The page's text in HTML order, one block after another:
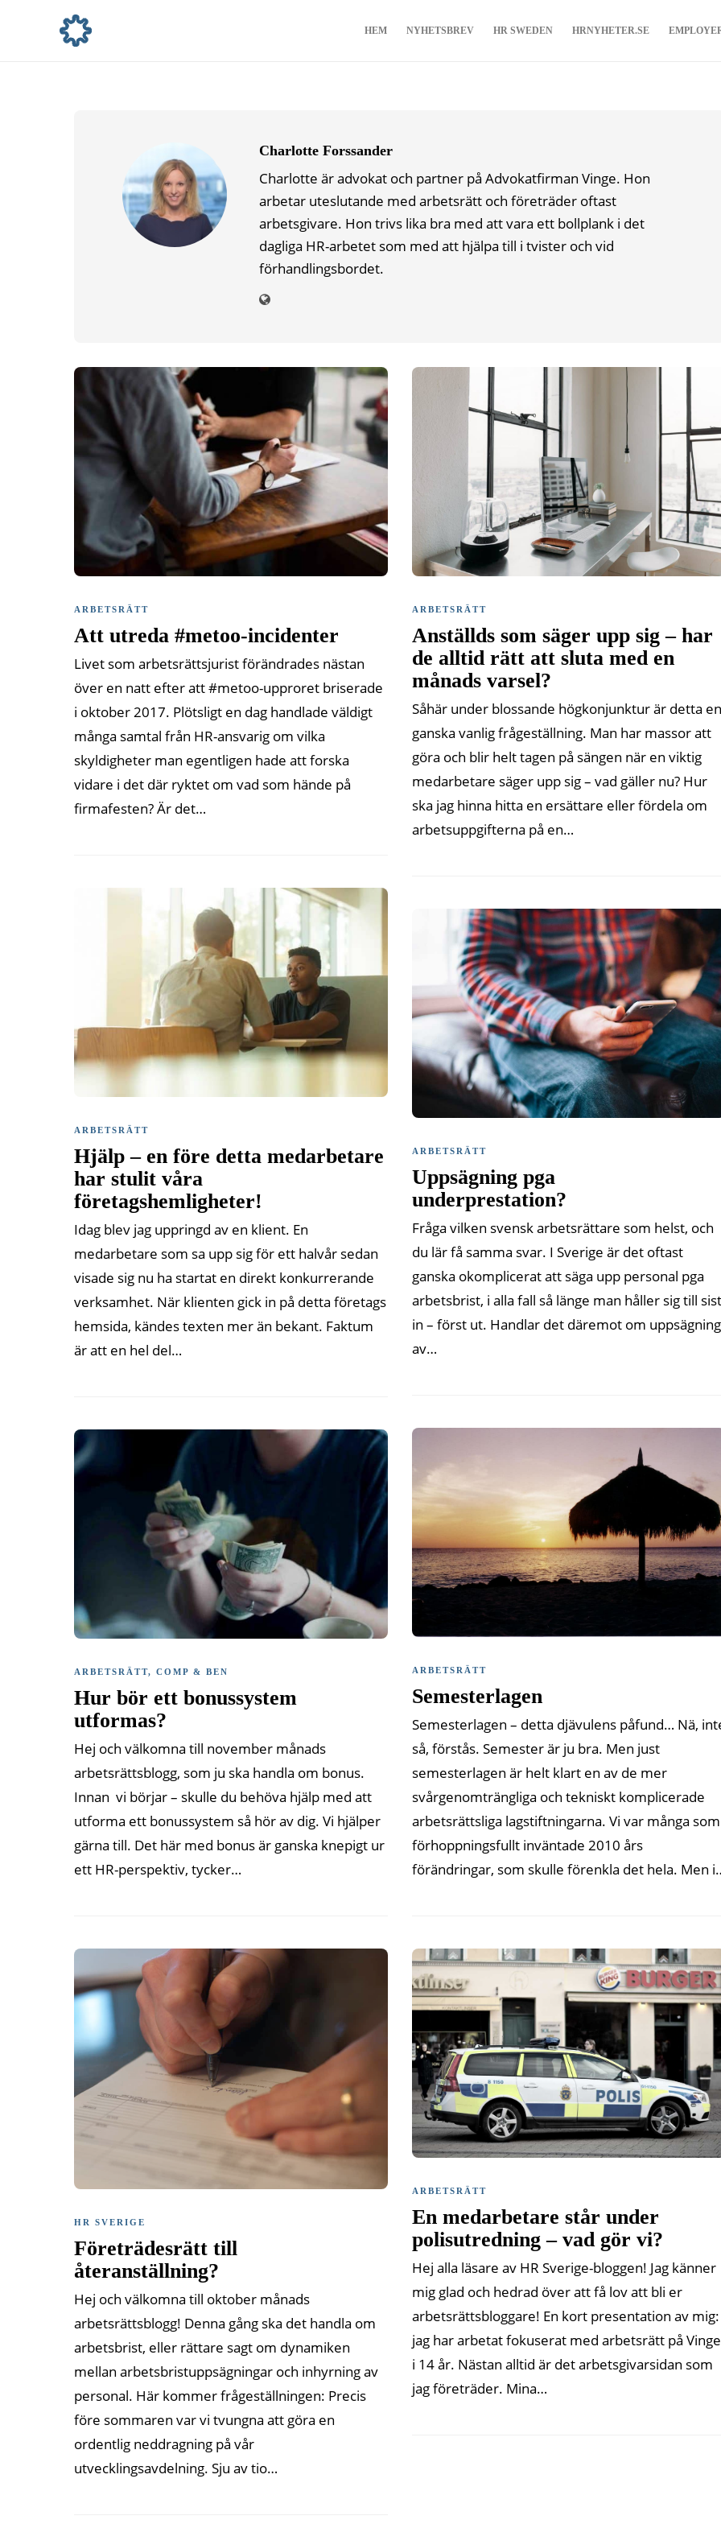
HEM NYHETSBREV HR SWEDEN HRNYHETER.SE
Charlotte Forssander
Charlotte är advokat och partner på Advokatfirman Vinge. Hon
arbetar uteslutande med arbetsrätt och företräder oftast
arbetsgivare. Hon trivs lika bra med att vara ett bollplank i det
dagliga HR-arbetet som med att hjälpa till i tvister och vid
förhandlingsbordet.
ARBETSRÄTT
Att utreda #metoo-incidenter
Livet som arbetsrättsjurist förändrades nästan
över en natt efter att #metoo-upproret briserade
i oktober 2017. Plötsligt en dag handlade väldigt
många samtal från HR-ansvarig om vilka
skyldigheter man egentligen hade att forska
vidare i det där ryktet om vad som hände på
firmafesten? Är det…
ARBETSRÄTT
Anställds som säger upp sig – har
de alltid rätt att sluta med en
månads varsel?
Såhär under blossande högkonjunktur är detta en
ganska vanlig frågeställning. Man har massor att
göra och blir helt tagen på sängen när en viktig
medarbetare säger upp sig – vad gäller nu? Hur
ska jag hinna hitta en ersättare eller fördela om
arbetsuppgifterna på en…
ARBETSRÄTT
Hjälp – en före detta medarbetare
har stulit våra
företagshemligheter!
Idag blev jag uppringd av en klient. En
medarbetare som sa upp sig för ett halvår sedan
visade sig nu ha startat en direkt konkurrerande
verksamhet. När klienten gick in på detta företags
hemsida, kändes texten mer än bekant. Faktum
är att en hel del…
ARBETSRÄTT
Uppsägning pga
underprestation?
Fråga vilken svensk arbetsrättare som helst, och
du lär få samma svar. I Sverige är det oftast
ganska okomplicerat att säga upp personal pga
arbetsbrist, i alla fall så länge man håller sig till sist
in – först ut. Handlar det däremot om uppsägning
av…
ARBETSRÄTT
Semesterlagen
Semesterlagen – detta djävulens påfund… Nä,
så, förstås. Semester är ju bra. Men just
semesterlagen är helt klart en av de mer
svårgenomträngliga och tekniskt komplicerade
arbetsrättsliga lagstiftningarna. Vi var många som
förhoppningsfullt inväntade 2010 års
förändringar, som skulle förenkla det hela. Men
ARBETSRÄTT, COMP & BEN
Hur bör ett bonussystem
utformas?
Hej och välkomna till november månads
arbetsrättsblogg, som ju ska handla om bonus.
Innan vi börjar – skulle du behöva hjälp med att
utforma ett bonussystem så hör av dig. Vi hjälper
gärna till. Det här med bonus är ganska knepigt ur
ett HR-perspektiv, tycker…
HR SVERIGE
Företrädesrätt till
återanställning?
Hej och välkomna till oktober månads
arbetsrättsblogg! Denna gång ska det handla om
arbetsbrist, eller rättare sagt om dynamiken
mellan arbetsbristuppsägningar och inhyrning av
personal. Här kommer frågeställningen: Precis
före sommaren var vi tvungna att göra en
ordentlig neddragning på vår
utvecklingsavdelning. Sju av tio…
ARBETSRÄTT
En medarbetare står under
polisutredning – vad gör vi?
Hej alla läsare av HR Sverige-bloggen! Jag känner
mig glad och hedrad över att få lov att bli er
arbetsrättsbloggare! En kort presentation av mig:
jag har arbetat fokuserat med arbetsrätt på Vinge
i 14 år. Nästan alltid är det arbetsgivarsidan som
jag företräder. Mina…